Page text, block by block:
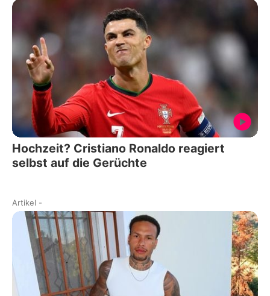
Hochzeit? Cristiano Ronaldo reagiert
selbst auf die Gerüchte
Artikel -